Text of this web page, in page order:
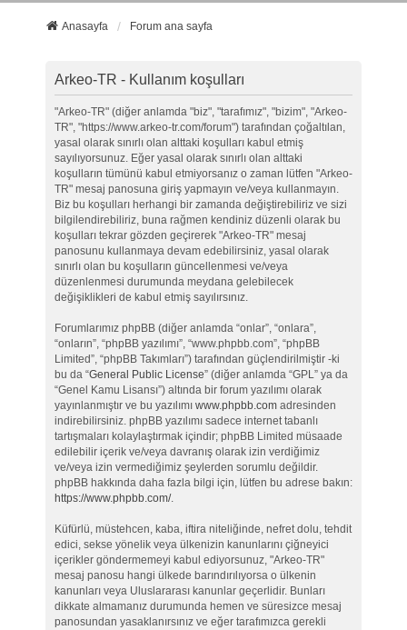
Anasayfa Forum ana sayfa
Arkeo-TR - Kullanım koşulları
"Arkeo-TR" (diğer anlamda "biz", "tarafımız", "bizim", "Arkeo-
TR", "https://www.arkeo-tr.com/forum") tarafından çoğaltılan,
yasal olarak sınırlı olan alttaki koşulları kabul etmiş
sayılıyorsunuz. Eğer yasal olarak sınırlı olan alttaki
koşulların tümünü kabul etmiyorsanız o zaman lütfen "Arkeo-
TR" mesaj panosuna giriş yapmayın ve/veya kullanmayın.
Biz bu koşulları herhangi bir zamanda değiştirebiliriz ve sizi
bilgilendirebiliriz, buna rağmen kendiniz düzenli olarak bu
koşulları tekrar gözden geçirerek "Arkeo-TR" mesaj
panosunu kullanmaya devam edebilirsiniz, yasal olarak
sınırlı olan bu koşulların güncellenmesi ve/veya
düzenlenmesi durumunda meydana gelebilecek
değişiklikleri de kabul etmiş sayılırsınız.
Forumlarımız phpBB (diğer anlamda “onlar”, “onlara”,
“onların”, “phpBB yazılımı”, “www.phpbb.com”, “phpBB
Limited”, “phpBB Takımları”) tarafından güçlendirilmiştir -ki
bu da “General Public License” (diğer anlamda “GPL” ya da
“Genel Kamu Lisansı”) altında bir forum yazılımı olarak
yayınlanmıştır ve bu yazılımı www.phpbb.comadresinden
indirebilirsiniz. phpBB yazılımı sadece internet tabanlı
tartışmaları kolaylaştırmak içindir; phpBB Limited müsaade
edilebilir içerik ve/veya davranış olarak izin verdiğimiz
ve/veya izin vermediğimiz şeylerden sorumlu değildir.
phpBB hakkında daha fazla bilgi için, lütfen bu adrese bakın:
https://www.phpbb.com/.
Küfürlü, müstehcen, kaba, iftira niteliğinde, nefret dolu, tehdit
edici, sekse yönelik veya ülkenizin kanunlarını çiğneyici
içerikler göndermemeyi kabul ediyorsunuz, "Arkeo-TR"
mesaj panosu hangi ülkede barındırılıyorsa o ülkenin
kanunları veya Uluslararası kanunlar geçerlidir. Bunları
dikkate almamanız durumunda hemen ve süresizce mesaj
panosundan yasaklanırsınız ve eğer tarafımızca gerekli